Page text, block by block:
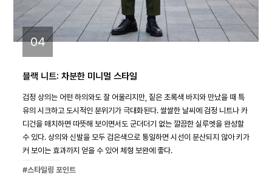
04
블랙 니트: 차분한 미니멀 스타일
검정 상의는 어떤 하의와도 잘 어울리지만, 짙은 초록색 바지와 만났을 때 특
유의 시크하고 도시적인 분위기가 극대화된다. 쌀쌀한 날씨에 검정 니트나 카
디건을 매치하면 따뜻해 보이면서도 군더더기 없는 깔끔한 실루엣을 완성할
수 있다. 상의와 신발을 모두 검은색으로 통일하면 시선이 분산되지 않아 키가
커 보이는 효과까지 얻을 수 있어 체형 보완에 좋다.
#스타일링 포인트